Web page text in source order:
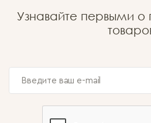
Узнавайте первыми о